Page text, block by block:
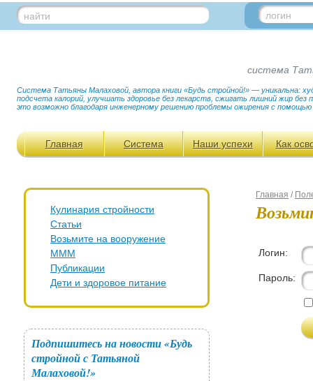
найти логин
система
Система Татьяны Малаховой, автора книги «Будь стройной!» — уникальна:
подсчета калорий, улучшать здоровье без лекарств, сжигать лишний жир
это возможно благодаря инженерному решению проблемы ожирения с
Главная Система Наши успехи Как
Кулинария стройности
Статьи
Возьмите на вооружение
МММ
Публикации
Дети и здоровое питание
Подпишитесь на новости «Будь
стройной с Татьяной
Малаховой!»
Главная /
Логин:
Пароль: